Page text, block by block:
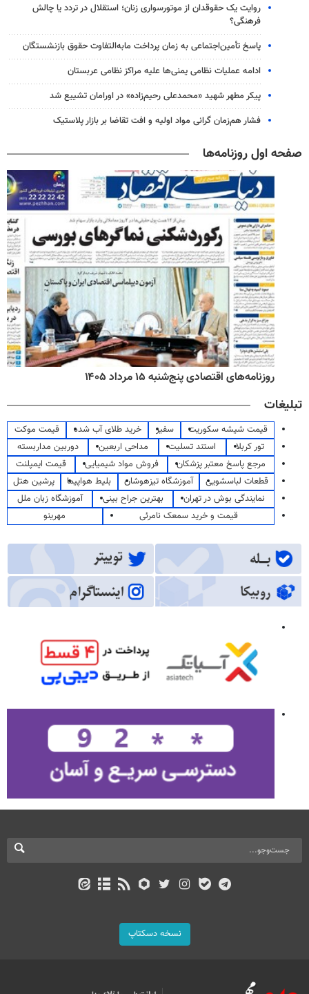
روایت یک حقوقدان از موتورسواری زنان؛ استقلال در تردد یا چالش
فرهنگی؟
پاسخ تأمین‌اجتماعی به زمان پرداخت مابه‌التفاوت حقوق بازنشستگان
ادامه عملیات نظامی یمنی‌ها علیه مراکز نظامی عربستان
پیکر مطهر شهید «محمدعلی رحیم‌زاده» در اورامان تشییع شد
فشار هم‌زمان گرانی مواد اولیه و افت تقاضا بر بازار پلاستیک
صفحه اول روزنامه‌ها
روزنامه‌های اقتصادی پنج‌شنبه ۱۵ مرداد ۱۴۰۵
تبلیغات
قیمت شیشه سکوریت سفیر خرید طلای آب شده
قیمت موکت
تور کربلا
استند تسلیت مداحی اربعین
دوربین مداربسته
مرجع پاسخ معتبر پزشکان
فروش مواد شیمیایی
قیمت ایمپلنت
قطعات لباسشویی
آموزشگاه تیزهوشان بلیط هواپیما
پرشین هتل
نمایندگی بوش در تهران
بهترین جراح بینی
آموزشگاه زبان ملل
قیمت و خرید سمعک نامرئی
مهرینو
نسخه دسکتاپ